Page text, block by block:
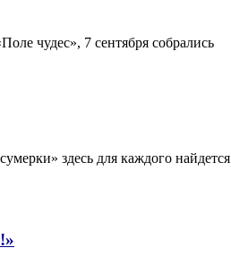
чудес», 7 сентября собрались
здесь для каждого найдется